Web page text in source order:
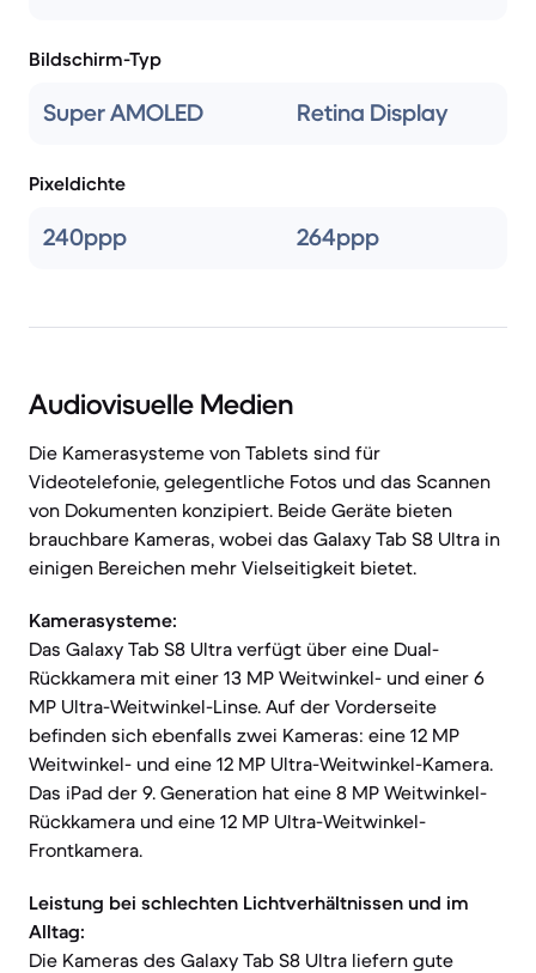
Bildschirm-Typ
Super AMOLED Retina Display
Pixeldichte
240ppp 264ppp
Audiovisuelle Medien
Die Kamerasysteme von Tablets sind für
Videotelefonie, gelegentliche Fotos und das Scannen
von Dokumenten konzipiert. Beide Geräte bieten
brauchbare Kameras, wobei das Galaxy Tab S8 Ultra in
einigen Bereichen mehr Vielseitigkeit bietet.
Kamerasysteme:
Das Galaxy Tab S8 Ultra verfügt über eine Dual-
Rückkamera mit einer 13 MP Weitwinkel- und einer 6
MP Ultra-Weitwinkel-Linse. Auf der Vorderseite
befinden sich ebenfalls zwei Kameras: eine 12 MP
Weitwinkel- und eine 12 MP Ultra-Weitwinkel-Kamera.
Das iPad der 9. Generation hat eine 8 MP Weitwinkel-
Rückkamera und eine 12 MP Ultra-Weitwinkel-
Frontkamera.
Leistung bei schlechten Lichtverhältnissen und im
Alltag:
Die Kameras des Galaxy Tab S8 Ultra liefern gute